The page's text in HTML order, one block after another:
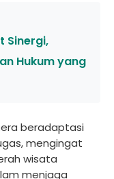
Sinergi,
Hukum yang
beradaptasi
mengingat
wisata
menjaga